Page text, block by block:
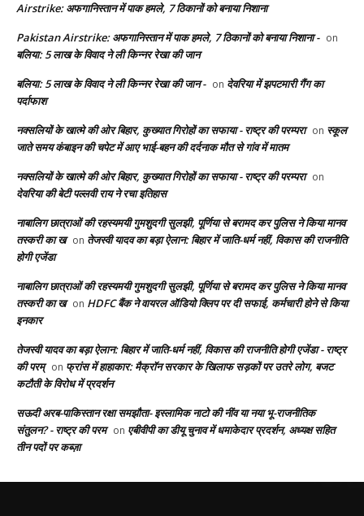
Airstrike: अफगानिस्तान में पाक हमले, 7 ठिकानों को बनाया निशाना
Pakistan Airstrike: अफगानिस्तान में पाक हमले, 7 ठिकानों को बनाया निशाना - on
बलिया: 5 लाख के विवाद ने ली किन्नर रेखा की जान
बलिया: 5 लाख के विवाद ने ली किन्नर रेखा की जान - on देवरिया में झपटमारी गैंग का
पर्दाफाश
नक्सलियों के खात्मे की ओर बिहार, कुख्यात गिरोहों का सफाया - राष्ट्र की परम्परा on स्कूल
जाते समय कंबाइन की चपेट में आए भाई-बहन की दर्दनाक मौत से गांव में मातम
नक्सलियों के खात्मे की ओर बिहार, कुख्यात गिरोहों का सफाया - राष्ट्र की परम्परा on
देवरिया की बेटी पल्लवी राय ने रचा इतिहास
नाबालिग छात्राओं की रहस्यमयी गुमशुदगी सुलझी, पूर्णिया से बरामद कर पुलिस ने किया मानव
तस्करी का ख on तेजस्वी यादव का बड़ा ऐलान: बिहार में जाति-धर्म नहीं, विकास की राजनीति
होगी एजेंडा
नाबालिग छात्राओं की रहस्यमयी गुमशुदगी सुलझी, पूर्णिया से बरामद कर पुलिस ने किया मानव
तस्करी का ख on HDFC बैंक ने वायरल ऑडियो क्लिप पर दी सफाई, कर्मचारी होने से किया
इनकार
तेजस्वी यादव का बड़ा ऐलान: बिहार में जाति-धर्म नहीं, विकास की राजनीति होगी एजेंडा - राष्ट्र
की परम् on फ्रांस में हाहाकार: मैक्रॉन सरकार के खिलाफ सड़कों पर उतरे लोग, बजट
कटौती के विरोध में प्रदर्शन
सऊदी अरब-पाकिस्तान रक्षा समझौता- इस्लामिक नाटो की नींव या नया भू-राजनीतिक
संतुलन? - राष्ट्र की परम on एबीवीपी का डीयू चुनाव में धमाकेदार प्रदर्शन, अध्यक्ष सहित
तीन पदों पर कब्ज़ा